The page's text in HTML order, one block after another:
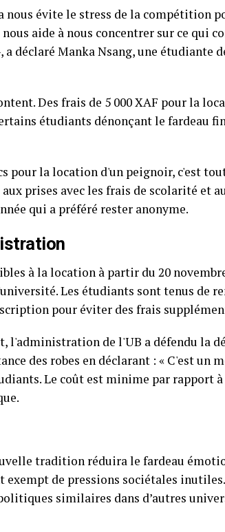
nous évite le stress de la compétition
aide à nous concentrer sur ce qui
déclaré Manka Nsang, une étudiante
Des frais de 5 000 XAF pour la
étudiants dénonçant le fardeau
pour la location d'un peignoir, c'est
prises avec les frais de scolarité et
qui a préféré rester anonyme.
à la location à partir du 20
Les étudiants sont tenus de
pour éviter des frais
l'administration de l'UB a défendu la
des robes en déclarant : « C'est un
Le coût est minime par rapport
tradition réduira le fardeau
de pressions sociétales
similaires dans d’autres